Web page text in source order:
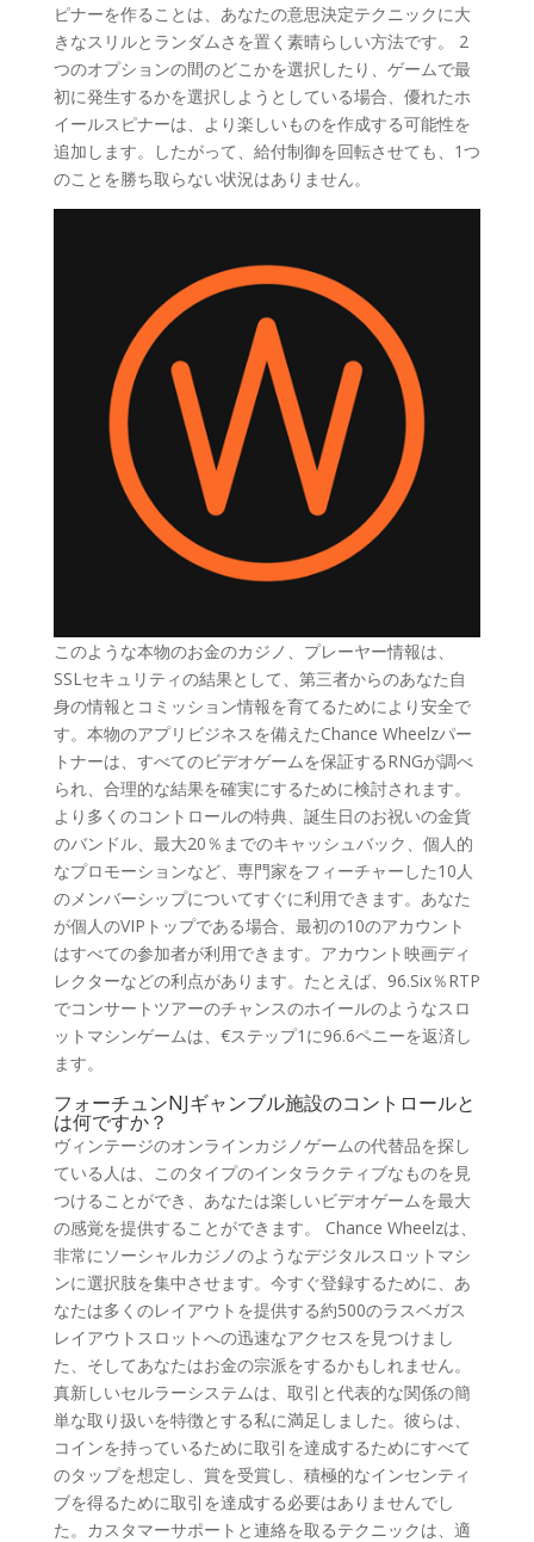
ピナーを作ることは、あなたの意思決定テクニックに大
きなスリルとランダムさを置く素晴らしい方法です。 2
つのオプションの間のどこかを選択したり、ゲームで最
初に発生するかを選択しようとしている場合、優れたホ
イールスピナーは、より楽しいものを作成する可能性を
追加します。したがって、給付制御を回転させても、1つ
のことを勝ち取らない状況はありません。
このような本物のお金のカジノ、プレーヤー情報は、
SSLセキュリティの結果として、第三者からのあなた自
身の情報とコミッション情報を育てるためにより安全で
す。本物のアプリビジネスを備えたChance Wheelzパー
トナーは、すべてのビデオゲームを保証するRNGが調べ
られ、合理的な結果を確実にするために検討されます。
より多くのコントロールの特典、誕生日のお祝いの金貨
のバンドル、最大20％までのキャッシュバック、個人的
なプロモーションなど、専門家をフィーチャーした10人
のメンバーシップについてすぐに利用できます。あなた
が個人のVIPトップである場合、最初の10のアカウント
はすべての参加者が利用できます。アカウント映画ディ
レクターなどの利点があります。たとえば、96.Six％RTP
でコンサートツアーのチャンスのホイールのようなスロ
ットマシンゲームは、€ステップ1に96.6ペニーを返済し
ます。
フォーチュンNJギャンブル施設のコントロールと
は何ですか？
ヴィンテージのオンラインカジノゲームの代替品を探し
ている人は、このタイプのインタラクティブなものを見
つけることができ、あなたは楽しいビデオゲームを最大
の感覚を提供することができます。 Chance Wheelzは、
非常にソーシャルカジノのようなデジタルスロットマシ
ンに選択肢を集中させます。今すぐ登録するために、あ
なたは多くのレイアウトを提供する約500のラスベガス
レイアウトスロットへの迅速なアクセスを見つけまし
た、そしてあなたはお金の宗派をするかもしれません。
真新しいセルラーシステムは、取引と代表的な関係の簡
単な取り扱いを特徴とする私に満足しました。彼らは、
コインを持っているために取引を達成するためにすべて
のタップを想定し、賞を受賞し、積極的なインセンティ
ブを得るために取引を達成する必要はありませんでし
た。カスタマーサポートと連絡を取るテクニックは、適